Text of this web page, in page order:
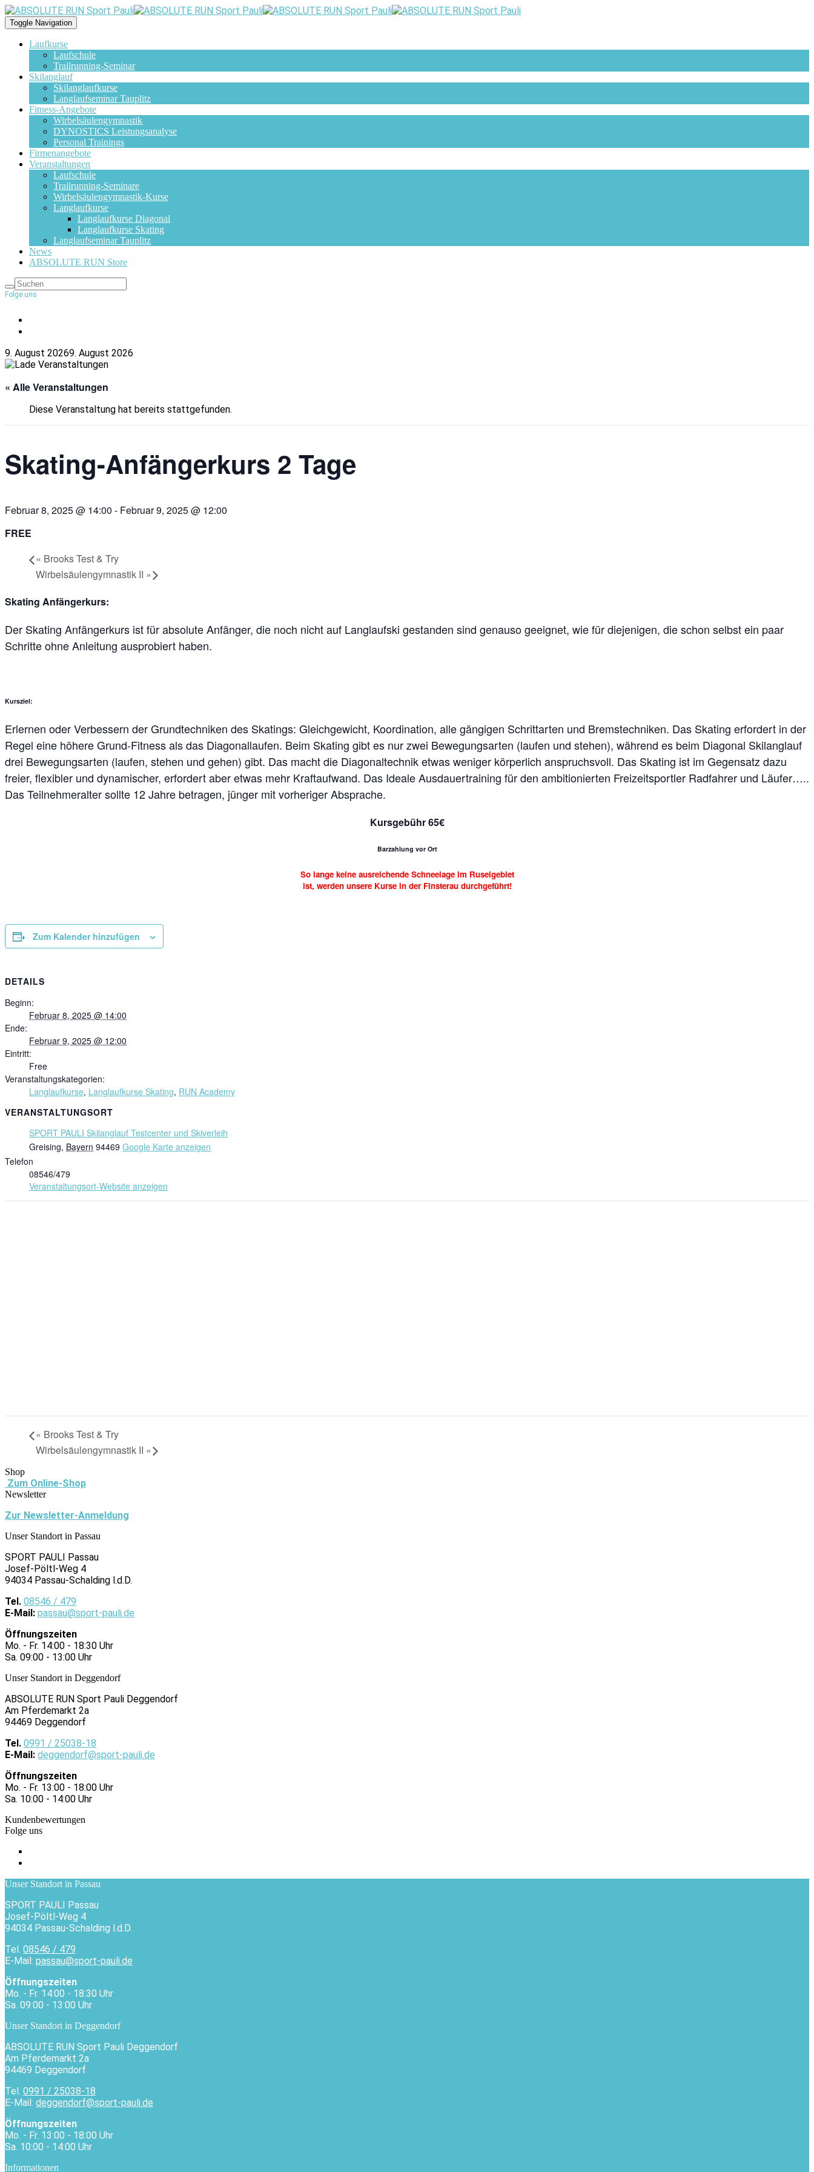
Toggle Navigation
Laufkurse
Laufschule
Trailrunning-Seminar
Skilanglauf
Skilanglaufkurse
Langlaufseminar Tauplitz
Fitness-Angebote
Wirbelsäulengymnastik
DYNOSTICS Leistungsanalyse
Personal Trainings
Firmenangebote
Veranstaltungen
Laufschule
Trailrunning-Seminare
Wirbelsäulengymnastik-Kurse
Langlaufkurse
Langlaufkurse Diagonal
Langlaufkurse Skating
Langlaufseminar Tauplitz
News
ABSOLUTE RUN Store
Folge uns
9. August 20269. August 2026
« Alle Veranstaltungen
Diese Veranstaltung hat bereits stattgefunden.
Skating-Anfängerkurs 2 Tage
Februar 8, 2025 @ 14:00 - Februar 9, 2025 @ 12:00
FREE
« Brooks Test & Try
Wirbelsäulengymnastik II »
Skating Anfängerkurs:
Der Skating Anfängerkurs ist für absolute Anfänger, die noch nicht auf Langlaufski gestanden sind genauso geeignet, wie für diejenigen, die schon selbst ein paar
Schritte ohne Anleitung ausprobiert haben.
Kursziel:
Erlernen oder Verbessern der Grundtechniken des Skatings: Gleichgewicht, Koordination, alle gängigen Schrittarten und Bremstechniken. Das Skating erfordert in der
Regel eine höhere Grund-Fitness als das Diagonallaufen. Beim Skating gibt es nur zwei Bewegungsarten (laufen und stehen), während es beim Diagonal Skilanglauf
drei Bewegungsarten (laufen, stehen und gehen) gibt. Das macht die Diagonaltechnik etwas weniger körperlich anspruchsvoll. Das Skating ist im Gegensatz dazu
freier, flexibler und dynamischer, erfordert aber etwas mehr Kraftaufwand. Das Ideale Ausdauertraining für den ambitionierten Freizeitsportler Radfahrer und Läufer…..
Das Teilnehmeralter sollte 12 Jahre betragen, jünger mit vorheriger Absprache.
Kursgebühr 65€
Barzahlung vor Ort
So lange keine ausreichende Schneelage im Ruselgebiet
ist, werden unsere Kurse in der Finsterau durchgeführt!
Zum Kalender hinzufügen
DETAILS
Beginn:
Februar 8, 2025 @ 14:00
Ende:
Februar 9, 2025 @ 12:00
Eintritt:
Free
Veranstaltungskategorien:
Langlaufkurse, Langlaufkurse Skating, RUN Academy
VERANSTALTUNGSORT
SPORT PAULI Skilanglauf Testcenter und Skiverleih
Greising, Bayern 94469 Google Karte anzeigen
Telefon
08546/479
Veranstaltungsort-Website anzeigen
« Brooks Test & Try
Wirbelsäulengymnastik II »
Shop
Zum Online-Shop
Newsletter
Zur Newsletter-Anmeldung
Unser Standort in Passau
SPORT PAULI Passau
Josef-Pöltl-Weg 4
94034 Passau-Schalding l.d.D.
Tel. 08546 / 479
E-Mail: passau@sport-pauli.de
Öffnungszeiten
Mo. - Fr. 14:00 - 18:30 Uhr
Sa. 09:00 - 13:00 Uhr
Unser Standort in Deggendorf
ABSOLUTE RUN Sport Pauli Deggendorf
Am Pferdemarkt 2a
94469 Deggendorf
Tel. 0991 / 25038-18
E-Mail: deggendorf@sport-pauli.de
Öffnungszeiten
Mo. - Fr. 13:00 - 18:00 Uhr
Sa. 10:00 - 14:00 Uhr
Kundenbewertungen
Folge uns
Unser Standort in Passau
SPORT PAULI Passau
Josef-Pöltl-Weg 4
94034 Passau-Schalding l.d.D.
Tel. 08546 / 479
E-Mail: passau@sport-pauli.de
Öffnungszeiten
Mo. - Fr. 14:00 - 18:30 Uhr
Sa. 09:00 - 13:00 Uhr
Unser Standort in Deggendorf
ABSOLUTE RUN Sport Pauli Deggendorf
Am Pferdemarkt 2a
94469 Deggendorf
Tel. 0991 / 25038-18
E-Mail: deggendorf@sport-pauli.de
Öffnungszeiten
Mo. - Fr. 13:00 - 18:00 Uhr
Sa. 10:00 - 14:00 Uhr
Informationen